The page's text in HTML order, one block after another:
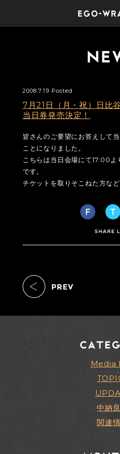
2008.7.19 Posted
7月21日（月・祝）日比
当日券発売決定！
皆さんのご要望にお答えして
ことになりました。
こちらは当日会場にて17:00
です。
チケットを取りそこねた方な
Media
中納
関連